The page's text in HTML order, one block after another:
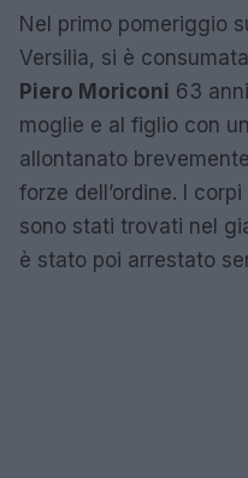
Nel primo pomeriggio
Versilia, si è
Piero Moriconi 63
moglie e al figlio con un
allontanato
forze dell’ordine. I
sono stati trovati nel
è stato poi arrestato